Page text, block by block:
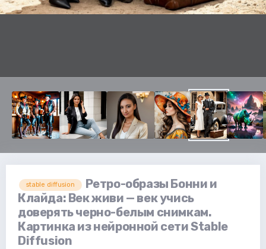
stable diffusion
Ретро-образы Бонни и
Клайда: Век живи — век учись
доверять черно-белым снимкам.
Картинка из нейронной сети Stable
Diffusion